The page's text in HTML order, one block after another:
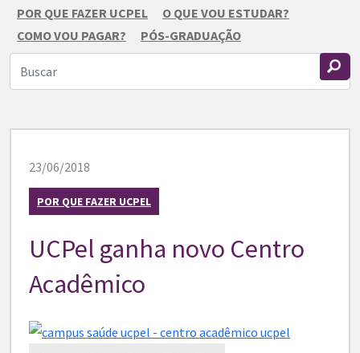
POR QUE FAZER UCPEL
O QUE VOU ESTUDAR?
COMO VOU PAGAR?
PÓS-GRADUAÇÃO
23/06/2018
POR QUE FAZER UCPEL
UCPel ganha novo Centro
Acadêmico